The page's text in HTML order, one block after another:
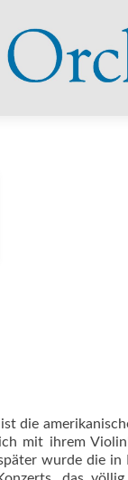
die
mit ihrem
wurde die